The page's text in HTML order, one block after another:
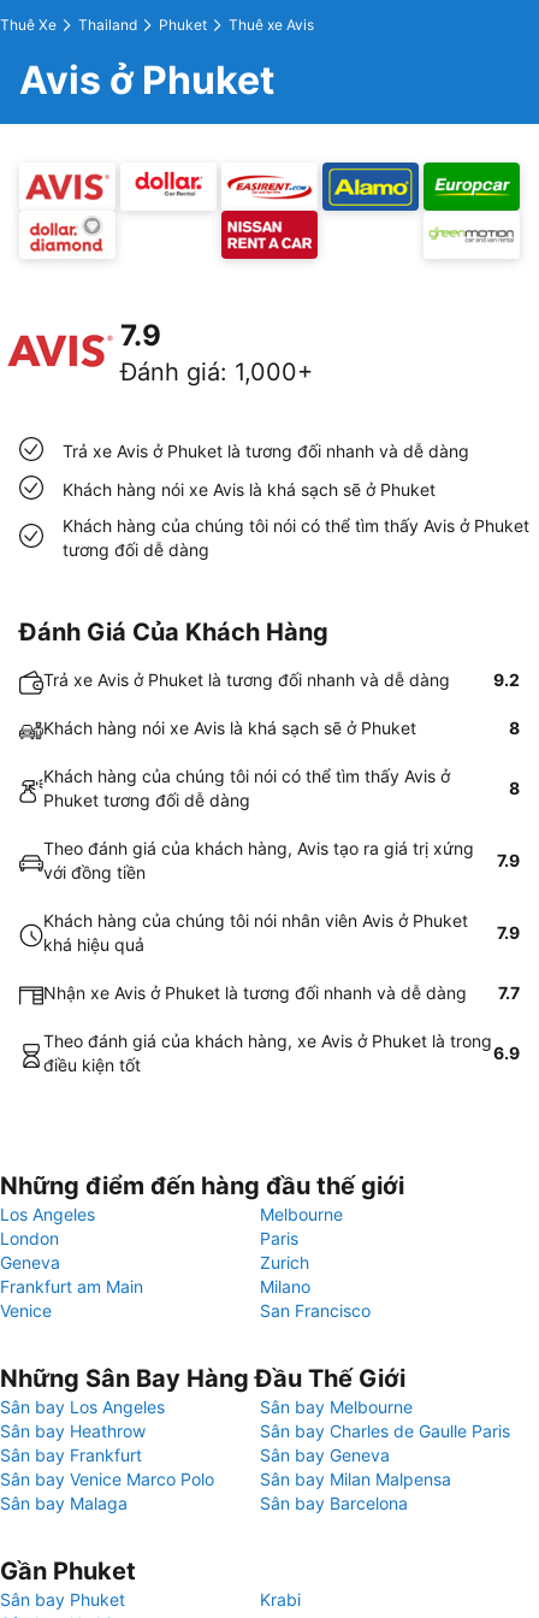
Thuê Xe Thailand Phuket Thuê xe Avis
Avis ở Phuket
7.9
Đánh giá: 1,000+
Trả xe Avis ở Phuket là tương đối nhanh và dễ dàng
Khách hàng nói xe Avis là khá sạch sẽ ở Phuket
Khách hàng của chúng tôi nói có thể tìm thấy Avis ở Phuket
tương đối dễ dàng
Đánh Giá Của Khách Hàng
Trả xe Avis ở Phuket là tương đối nhanh và dễ dàng 9.2
Khách hàng nói xe Avis là khá sạch sẽ ở Phuket 8
Khách hàng của chúng tôi nói có thể tìm thấy Avis ở
Phuket tương đối dễ dàng
8
Theo đánh giá của khách hàng, Avis tạo ra giá trị xứng
với đồng tiền
7.9
Khách hàng của chúng tôi nói nhân viên Avis ở Phuket
khá hiệu quả
7.9
Nhận xe Avis ở Phuket là tương đối nhanh và dễ dàng 7.7
Theo đánh giá của khách hàng, xe Avis ở Phuket là trong
điều kiện tốt
6.9
Những điểm đến hàng đầu thế giới
Los Angeles
Melbourne
London
Paris
Geneva
Zurich
Frankfurt am Main
Milano
Venice
San Francisco
Những Sân Bay Hàng Đầu Thế Giới
Sân bay Los Angeles
Sân bay Melbourne
Sân bay Heathrow
Sân bay Charles de Gaulle Paris
Sân bay Frankfurt
Sân bay Geneva
Sân bay Venice Marco Polo
Sân bay Milan Malpensa
Sân bay Malaga
Sân bay Barcelona
Gần Phuket
Sân bay Phuket
Krabi